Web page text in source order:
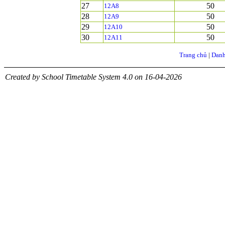
27
12A8
50
28
12A9
50
29
12A10
50
30
12A11 50
Trang chủ |
Created by School Timetable System 4.0 on 16-04-2026